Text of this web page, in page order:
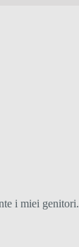
i miei genitori.